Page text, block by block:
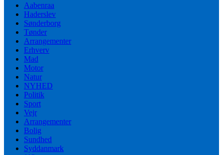
Aabenraa
Haderslev
Sønderborg
Tønder
Arrangementer
Erhverv
Mad
Motor
Natur
NYHED
Politik
Sport
Vejr
Arrangementer
Bolig
Sundhed
Syddanmark